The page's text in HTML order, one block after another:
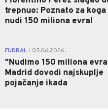
trepnuo: Poznato za koga
nudi 150 miliona evra!
FUDBAL 05.06.2026.
"Nudimo 150 miliona
Madrid dovodi najskuplje
pojačanje ikada